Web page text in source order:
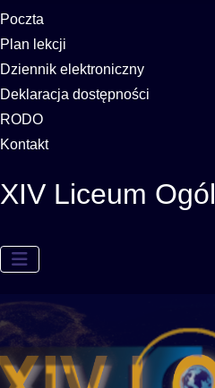
Poczta
Plan lekcji
Dziennik elektroniczny
Deklaracja dostępności
RODO
Kontakt
XIV Liceum